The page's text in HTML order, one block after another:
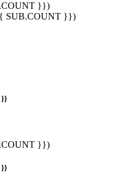
}})
SUB.COUNT }})
}}
}})
}}